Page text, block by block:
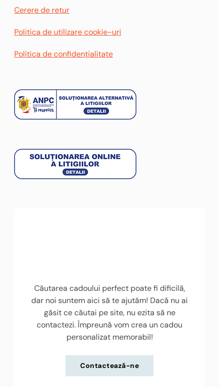
Cerere de retur
Politica de utilizare cookie-uri
Politica de confidențialitate
Căutarea cadoului perfect poate fi dificilă,
dar noi suntem aici să te ajutăm! Dacă nu ai
găsit ce căutai pe site, nu ezita să ne
contactezi. Împreună vom crea un cadou
personalizat memorabil!
Contactează-ne